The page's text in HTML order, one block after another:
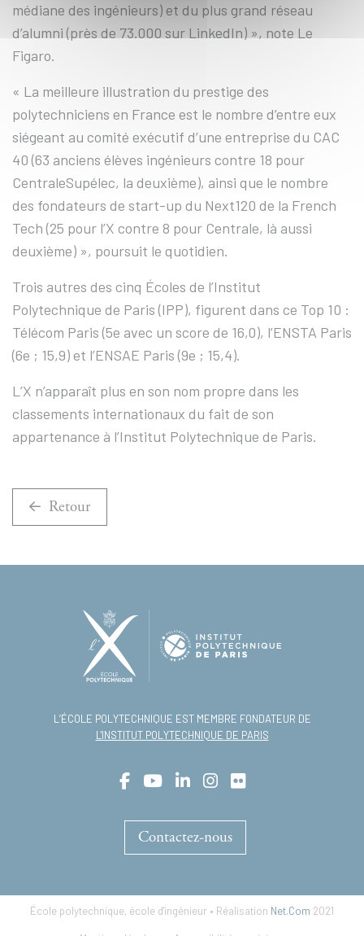
médiane des ingénieurs) et du plus grand réseau
d’alumni (près de 73.000 sur LinkedIn) », note Le
Figaro.
« La meilleure illustration du prestige des
polytechniciens en France est le nombre d’entre eux
siégeant au comité exécutif d’une entreprise du CAC
40 (63 anciens élèves ingénieurs contre 18 pour
CentraleSupélec, la deuxième), ainsi que le nombre
des fondateurs de start-up du Next120 de la French
Tech (25 pour l’X contre 8 pour Centrale, là aussi
deuxième) », poursuit le quotidien.
Trois autres des cinq Écoles de l’Institut
Polytechnique de Paris (IPP), figurent dans ce Top 10 :
Télécom Paris (5e avec un score de 16,0), l’ENSTA Paris
(6e ; 15,9) et l’ENSAE Paris (9e ; 15,4).
L’X n’apparaît plus en son nom propre dans les
classements internationaux du fait de son
appartenance à l’Institut Polytechnique de Paris.
Retour
L’ÉCOLE POLYTECHNIQUE EST MEMBRE FONDATEUR DE
L'INSTITUT POLYTECHNIQUE DE PARIS
Contactez-nous
École polytechnique, école d'ingénieur • Réalisation Net.Com 2021